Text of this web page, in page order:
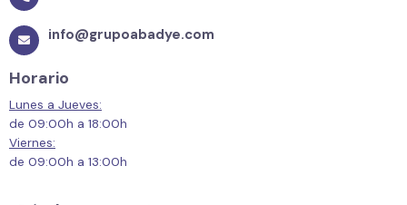
info@grupoabadye.com
Horario
Lunes a Jueves:
de 09:00h a 18:00h
Viernes:
de 09:00h a 13:00h